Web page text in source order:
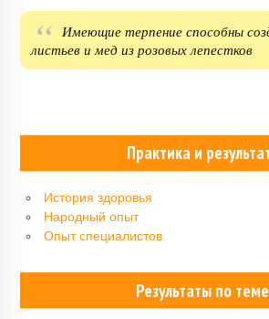
Имеющие терпение способны
листьев и мед из розовых лепестков
Практика и
История здоровья
Народный опыт
Опыт специалистов
Результаты по